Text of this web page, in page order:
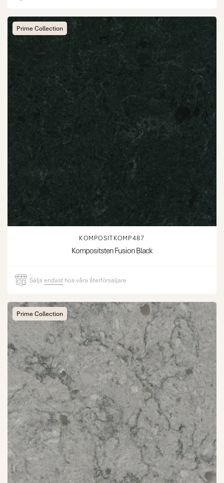
Prime Collection
KOMPOSITKOMP487
Kompositsten Fusion Black
Säljsendast hos våra återförsäljare
Prime Collection